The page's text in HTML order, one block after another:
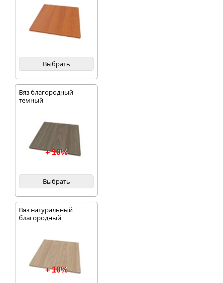
Выбрать
Вяз благородный
темный
+ 10%
Выбрать
Вяз натуральный
благородный
+ 10%